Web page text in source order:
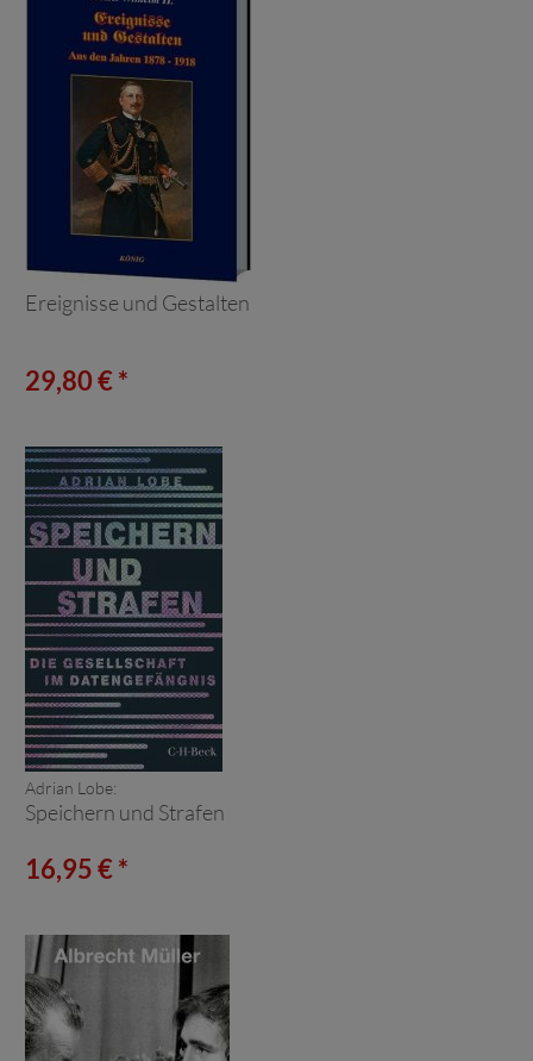
Ereignisse und Gestalten
29,80 € *
Adrian Lobe:
Speichern und Strafen
16,95 € *